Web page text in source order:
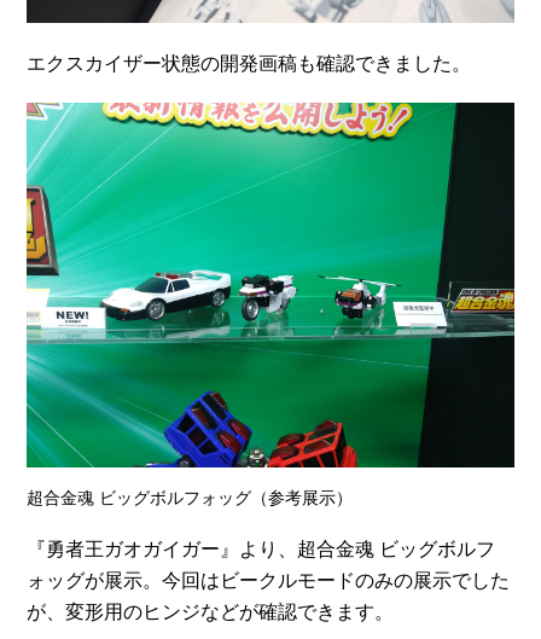
エクスカイザー状態の開発画稿も確認できました。
超合金魂 ビッグボルフォッグ（参考展示）
『勇者王ガオガイガー』より、超合金魂 ビッグボルフ
ォッグが展示。今回はビークルモードのみの展示でした
が、変形用のヒンジなどが確認できます。